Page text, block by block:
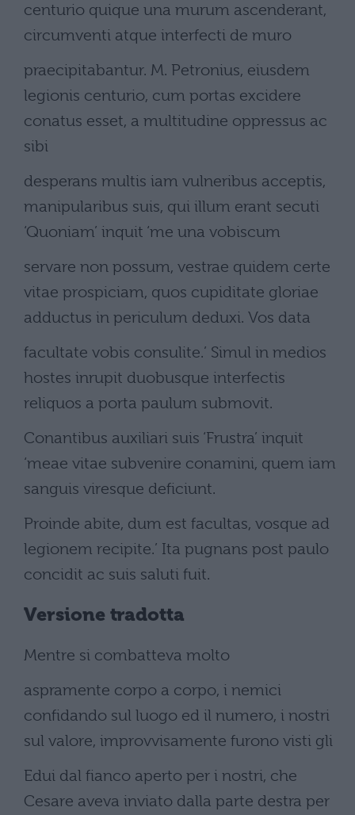
centurio quique una murum ascenderant,
circumventi atque interfecti de muro
praecipitabantur. M. Petronius, eiusdem
legionis centurio, cum portas excidere
conatus esset, a multitudine oppressus ac
sibi
desperans multis iam vulneribus acceptis,
manipularibus suis, qui illum erant secuti
‘Quoniam’ inquit ‘me una vobiscum
servare non possum, vestrae quidem certe
vitae prospiciam, quos cupiditate gloriae
adductus in periculum deduxi. Vos data
facultate vobis consulite.’ Simul in medios
hostes inrupit duobusque interfectis
reliquos a porta paulum submovit.
Conantibus auxiliari suis ‘Frustra’ inquit
‘meae vitae subvenire conamini, quem iam
sanguis viresque deficiunt.
Proinde abite, dum est facultas, vosque ad
legionem recipite.’ Ita pugnans post paulo
concidit ac suis saluti fuit.
Versione tradotta
Mentre si combatteva molto
aspramente corpo a corpo, i nemici
confidando sul luogo ed il numero, i nostri
sul valore, improvvisamente furono visti gli
Edui dal fianco aperto per i nostri, che
Cesare aveva inviato dalla parte destra per